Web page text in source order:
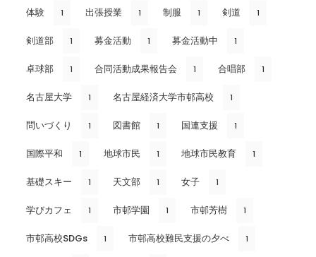
体験 1 出張授業 1 制服 1 剣道 1
剣道部 1 募金活動 1 募金活動中 1
卓球部 1 合同活動成果報告会 1 合唱部 1
名古屋大学 1 名古屋経済大学市邨高校 1
問いづくり 1 図書館 1 国連支援 1
国際平和 1 地球市民 1 地球市民教育 1
基礎スキー 1 天文部 1 女子 1
学びカフェ 1 市邨学園 1 市邨芳樹 1
市邨高校SDGs 1 市邨高校難民支援の夕べ 1